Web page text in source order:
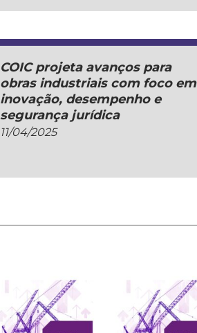
COIC projeta avanços para
obras industriais com foco em
inovação, desempenho e
segurança jurídica
11/04/2025